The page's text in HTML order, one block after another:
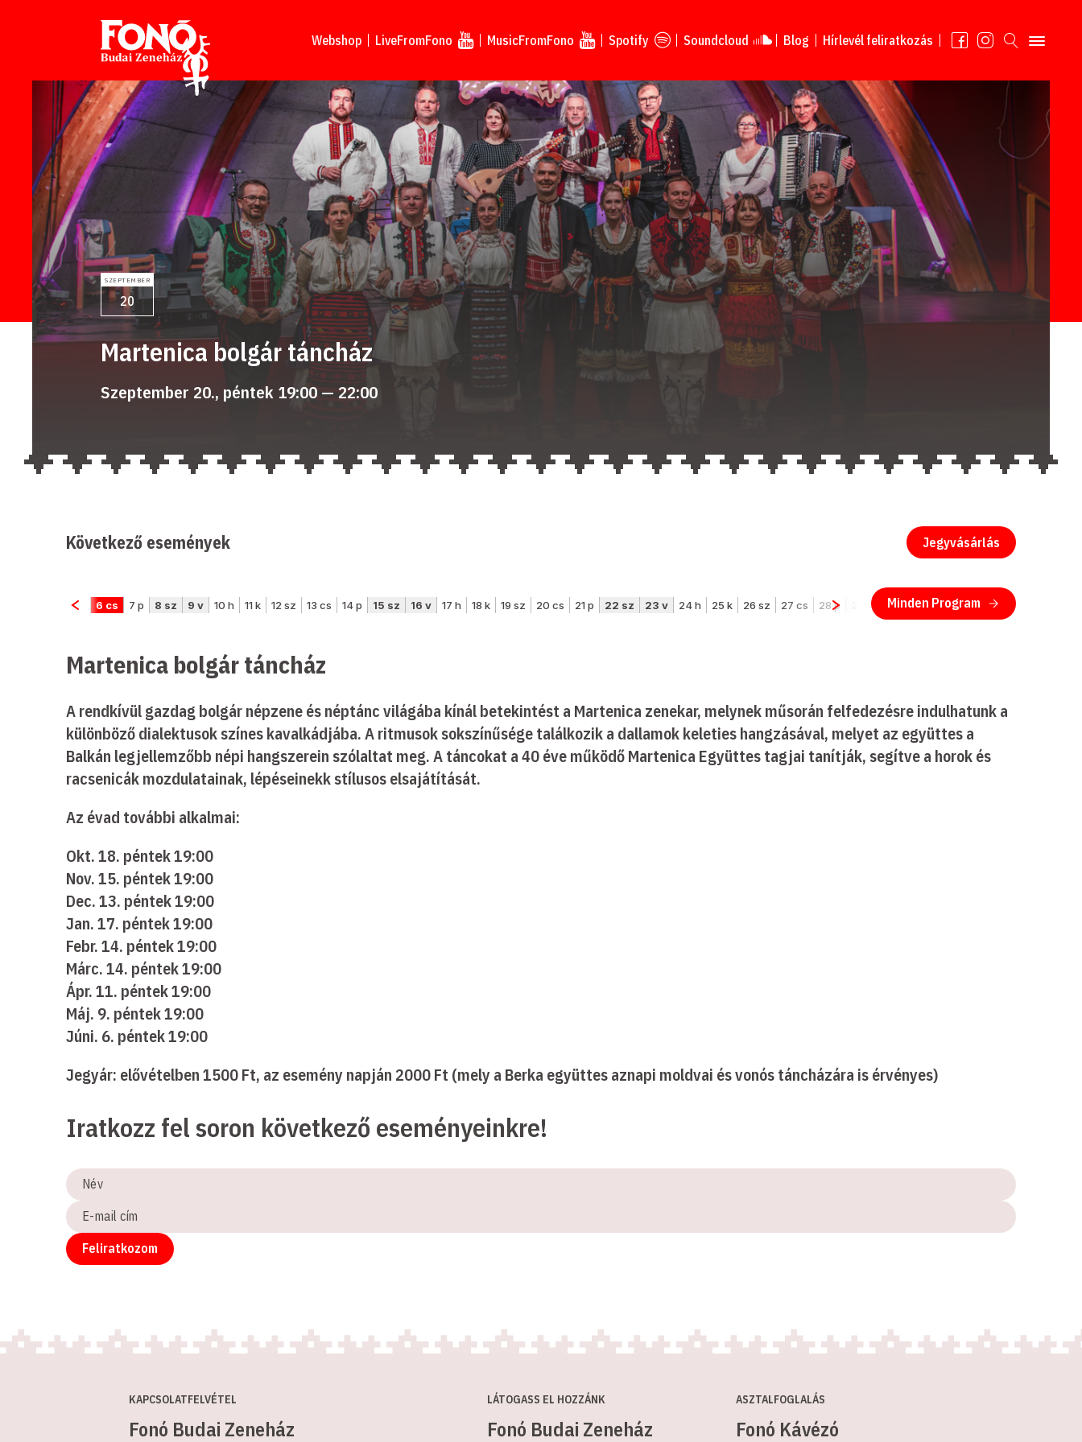
Tovább a tartalomhoz
Webshop LiveFromFono MusicFromFono Spotify Soundcloud Blog Hírlevél feliratkozás
SZEPTEMBER
20
Martenica bolgár táncház
Szeptember 20., péntek 19:00 — 22:00
Jegyvásárlás
Következő események
Martenica bolgár táncház
A rendkívül gazdag bolgár népzene és néptánc világába kínál betekintést a Martenica zenekar, melynek műsorán felfedezésre indulhatunk a
különböző dialektusok színes kavalkádjába. A ritmusok sokszínűsége találkozik a dallamok keleties hangzásával, melyet az együttes a
Balkán legjellemzőbb népi hangszerein szólaltat meg. A táncokat a 40 éve működő Martenica Együttes tagjai tanítják, segítve a horok és
racsenicák mozdulatainak, lépéseinekk stílusos elsajátítását.
Az évad további alkalmai:
Okt. 18. péntek 19:00
Nov. 15. péntek 19:00
Dec. 13. péntek 19:00
Jan. 17. péntek 19:00
Febr. 14. péntek 19:00
Márc. 14. péntek 19:00
Ápr. 11. péntek 19:00
Máj. 9. péntek 19:00
Júni. 6. péntek 19:00
Jegyár: elővételben 1500 Ft, az esemény napján 2000 Ft (mely a Berka együttes aznapi moldvai és vonós táncházára is érvényes)
Iratkozz fel soron következő eseményeinkre!
Név
E-
mail
cím
Feliratkozom
KAPCSOLATFELVÉTEL
Fonó Budai Zeneház
LÁTOGASS EL HOZZÁNK
Fonó Budai Zeneház
ASZTALFOGLALÁS
Fonó Kávézó